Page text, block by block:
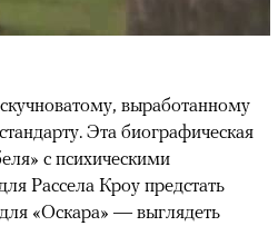
выработанному
Эта биографическая
с психическими
Рассела Кроу предстать
«Оскара» — выглядеть